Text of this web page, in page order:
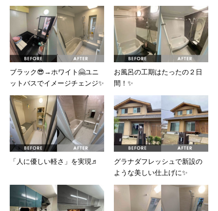
ブラック😎→ホワイト🤗ユニ
ットバスでイメージチェンジ✨
お風呂の工期はたったの２日
間！✨
「人に優しい軽さ」を実現♬
グラナダフレッシュで新設の
ような美しい仕上げに✨